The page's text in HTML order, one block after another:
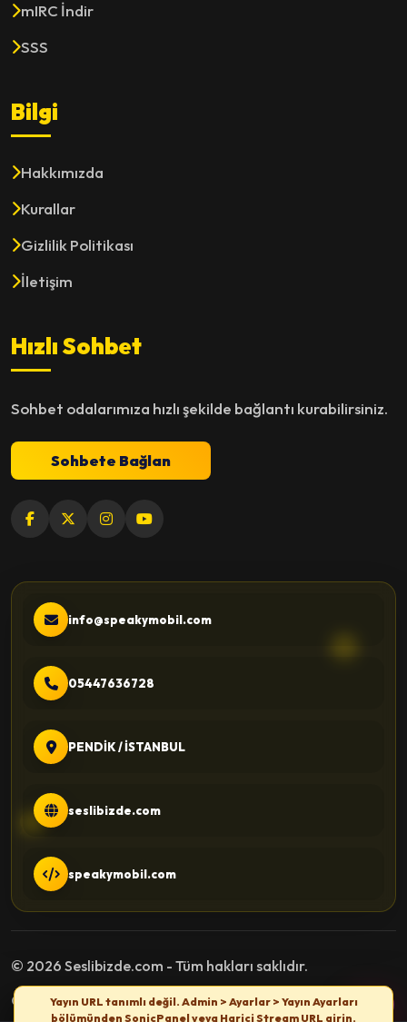
mIRC İndir
SSS
Bilgi
Hakkımızda
Kurallar
Gizlilik Politikası
İletişim
Hızlı Sohbet
Sohbet odalarımıza hızlı şekilde bağlantı kurabilirsiniz.
Sohbete Bağlan
info@speakymobil.com
05447636728
PENDİK / İSTANBUL
seslibizde.com
speakymobil.com
© 2026 Seslibizde.com - Tüm hakları saklıdır.
Gizlilik PolitikasıKullanım Şartlarıİletişim
Yayın URL tanımlı değil. Admin > Ayarlar > Yayın Ayarları
bölümünden SonicPanel veya Harici Stream URL girin.